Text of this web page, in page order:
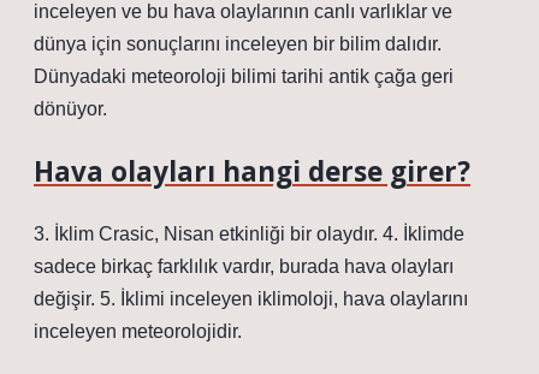
inceleyen ve bu hava olaylarının canlı varlıklar ve
dünya için sonuçlarını inceleyen bir bilim dalıdır.
Dünyadaki meteoroloji bilimi tarihi antik çağa geri
dönüyor.
Hava olayları hangi derse girer?
3. İklim Crasic, Nisan etkinliği bir olaydır. 4. İklimde
sadece birkaç farklılık vardır, burada hava olayları
değişir. 5. İklimi inceleyen iklimoloji, hava olaylarını
inceleyen meteorolojidir.